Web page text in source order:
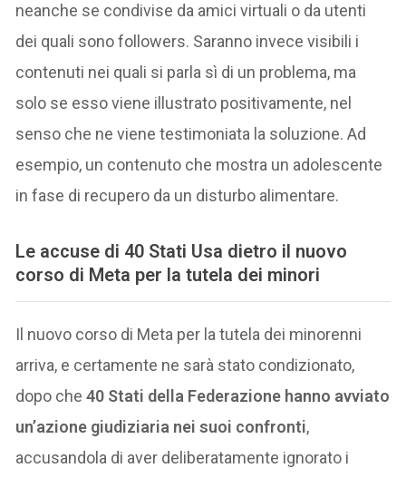
neanche se condivise da amici virtuali o da utenti
dei quali sono followers. Saranno invece visibili i
contenuti nei quali si parla sì di un problema, ma
solo se esso viene illustrato positivamente, nel
senso che ne viene testimoniata la soluzione. Ad
esempio, un contenuto che mostra un adolescente
in fase di recupero da un disturbo alimentare.
Le accuse di 40 Stati Usa dietro il nuovo
corso di Meta per la tutela dei minori
Il nuovo corso di Meta per la tutela dei minorenni
arriva, e certamente ne sarà stato condizionato,
dopo che40 Stati della Federazione hanno avviato
un’azione giudiziaria nei suoi confronti,
accusandola di aver deliberatamente ignorato i